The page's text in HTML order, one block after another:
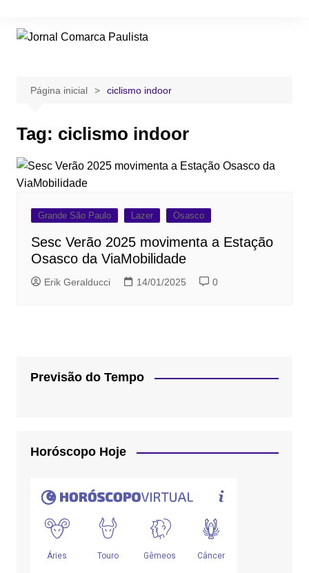
Página inicial ciclismo indoor
Tag: ciclismo indoor
Grande São Paulo Lazer Osasco
Sesc Verão 2025 movimenta a Estação
Osasco da ViaMobilidade
Erik Geralducci 14/01/2025 0
Previsão do Tempo
Horóscopo Hoje